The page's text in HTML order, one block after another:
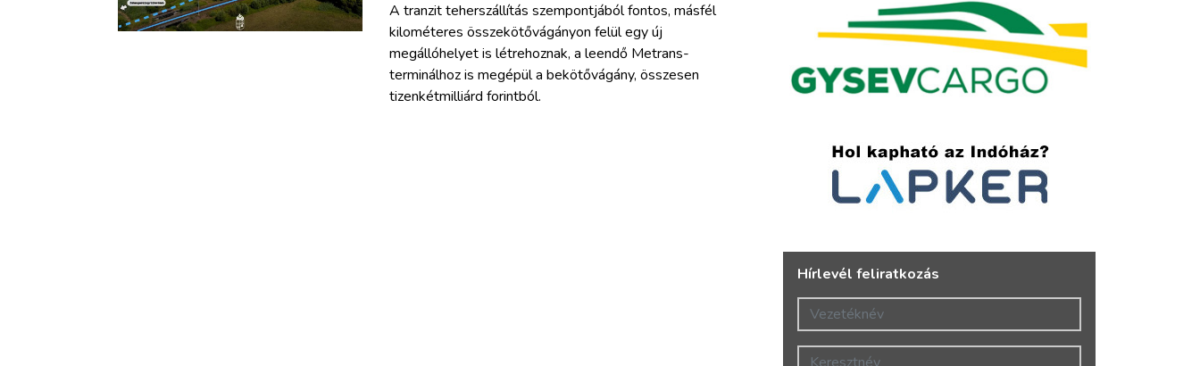
A tranzit teherszállítás szempontjából fontos, másfél
kilométeres összekötővágányon felül egy új
megállóhelyet is létrehoznak, a leendő Metrans-
terminálhoz is megépül a bekötővágány, összesen
tizenkétmilliárd forintból.
Hírlevél feliratkozás
Vezetéknév
Keresztnév